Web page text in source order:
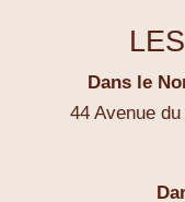
Dans le
44 Avenue